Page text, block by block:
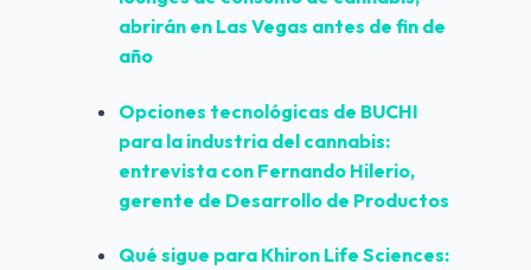
abrirán en Las Vegas antes de fin de
año
Opciones tecnológicas de BUCHI
para la industria del cannabis:
entrevista con Fernando Hilerio,
gerente de Desarrollo de Productos
Qué sigue para Khiron Life Sciences: